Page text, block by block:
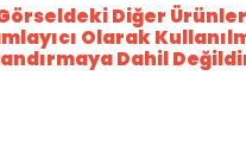
Diğer
Olarak
Dahil